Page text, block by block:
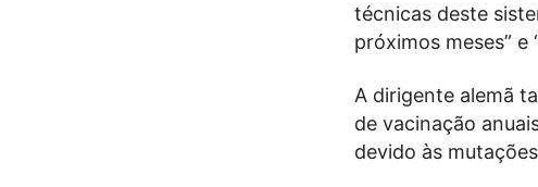
técnicas deste
próximos meses” e
A dirigente alemã
de vacinação
devido às